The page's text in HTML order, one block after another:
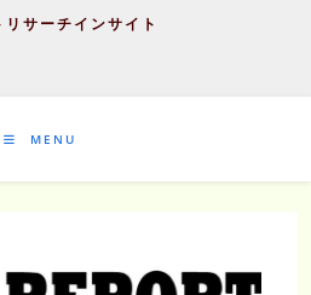
リサーチインサイト
MENU